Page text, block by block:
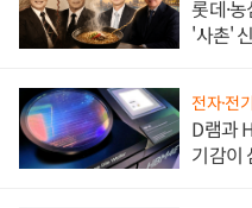
롯데·
'사촌'
전자·전
D램과
기감이